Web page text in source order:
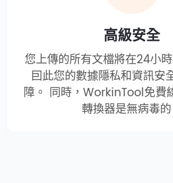
高級安全
您上傳的所有文檔將在24小
囙此您的數據隱私和資訊安
障。 同時，WorkinTool免費
轉換器是無病毒的